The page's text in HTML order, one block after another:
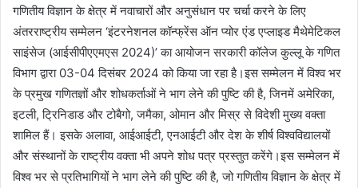
गणितीय विज्ञान के क्षेत्र में नवाचारों और अनुसंधान पर चर्चा करने के लिए
अंतरराष्ट्रीय सम्मेलन ‘इंटरनेशनल कॉन्फ्रेंस ऑन प्योर एंड एप्लाइड मैथेमेटिकल
साइंसेज (आईसीपीएएमएस 2024)’ का आयोजन सरकारी कॉलेज कुल्लू के गणित
विभाग द्वारा 03-04 दिसंबर 2024 को किया जा रहा है।इस सम्मेलन में विश्व भर
के प्रमुख गणितज्ञों और शोधकर्ताओं ने भाग लेने की पुष्टि की है, जिनमें अमेरिका,
इटली, ट्रिनिडाड और टोबैगो, जमैका, ओमान और मिस्र से विदेशी मुख्य वक्ता
शामिल हैं। इसके अलावा, आईआईटी, एनआईटी और देश के शीर्ष विश्वविद्यालयों
और संस्थानों के राष्ट्रीय वक्ता भी अपने शोध पत्र प्रस्तुत करेंगे।इस सम्मेलन में
विश्व भर से प्रतिभागियों ने भाग लेने की पुष्टि की है, जो गणितीय विज्ञान के क्षेत्र में